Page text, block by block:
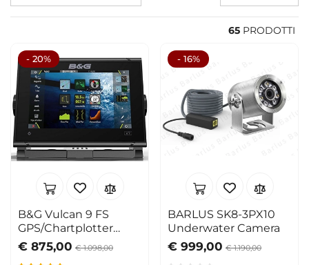
65 PRODOTTI
- 20%
B&G Vulcan 9 FS
GPS/Chartplotter
Display 9"
€ 875,00 € 1.098,00
- 16%
BARLUS SK8-3PX10
Underwater Camera
€ 999,00 € 1.190,00